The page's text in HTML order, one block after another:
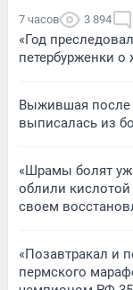
7 часов 3 894
«Год
петербурженки
Выжившая после
выписалась из
«Шрамы болят
облили кислотой
своем
«Позавтракал и
пермского